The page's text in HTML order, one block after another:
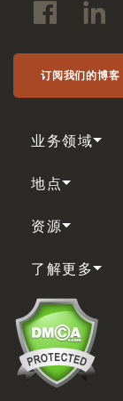
订阅我们的博客
业务领域
地点
资源
了解更多